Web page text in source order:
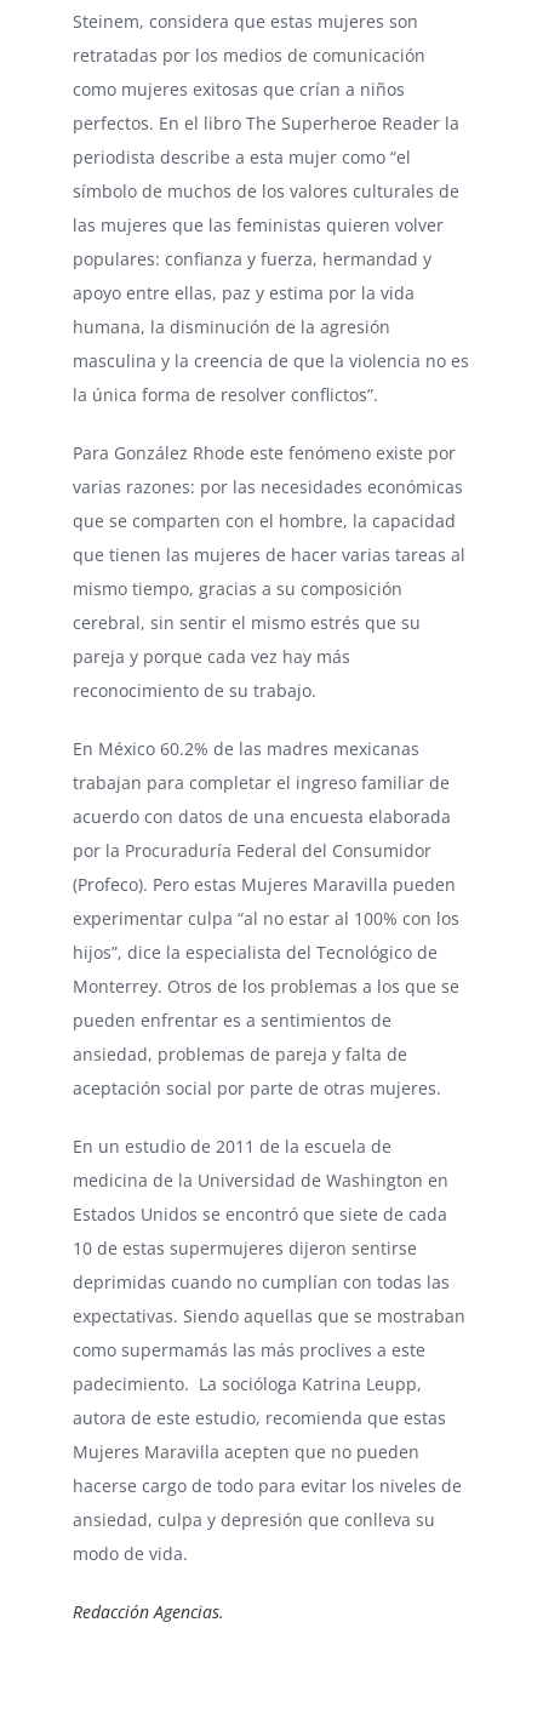
Steinem, considera que estas mujeres son
retratadas por los medios de comunicación
como mujeres exitosas que crían a niños
perfectos. En el libro The Superheroe Reader la
periodista describe a esta mujer como “el
símbolo de muchos de los valores culturales de
las mujeres que las feministas quieren volver
populares: confianza y fuerza, hermandad y
apoyo entre ellas, paz y estima por la vida
humana, la disminución de la agresión
masculina y la creencia de que la violencia no es
la única forma de resolver conflictos”.
Para González Rhode este fenómeno existe por
varias razones: por las necesidades económicas
que se comparten con el hombre, la capacidad
que tienen las mujeres de hacer varias tareas al
mismo tiempo, gracias a su composición
cerebral, sin sentir el mismo estrés que su
pareja y porque cada vez hay más
reconocimiento de su trabajo.
En México 60.2% de las madres mexicanas
trabajan para completar el ingreso familiar de
acuerdo con datos de una encuesta elaborada
por la Procuraduría Federal del Consumidor
(Profeco). Pero estas Mujeres Maravilla pueden
experimentar culpa “al no estar al 100% con los
hijos”, dice la especialista del Tecnológico de
Monterrey. Otros de los problemas a los que se
pueden enfrentar es a sentimientos de
ansiedad, problemas de pareja y falta de
aceptación social por parte de otras mujeres.
En un estudio de 2011 de la escuela de
medicina de la Universidad de Washington en
Estados Unidos se encontró que siete de cada
10 de estas supermujeres dijeron sentirse
deprimidas cuando no cumplían con todas las
expectativas. Siendo aquellas que se mostraban
como supermamás las más proclives a este
padecimiento. La socióloga Katrina Leupp,
autora de este estudio, recomienda que estas
Mujeres Maravilla acepten que no pueden
hacerse cargo de todo para evitar los niveles de
ansiedad, culpa y depresión que conlleva su
modo de vida.
Redacción Agencias.